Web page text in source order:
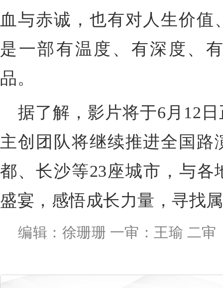
血与赤诚，也有对人生价
是一部有温度、有深度、
品。
据了解，影片将于6月12
主创团队将继续推进全国路
都、长沙等23座城市，与
盛宴，感悟成长力量，寻找
编辑：徐珊珊 一审：王瑜 二审